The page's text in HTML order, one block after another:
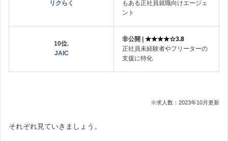
リクらく
もある正社員就職向けエージェ
ント
10位.
JAIC
非公開 | ★★★★☆3.8
正社員未経験者やフリーターの
支援に特化
※求人数：2023年10月更新
それぞれ見ていきましょう。